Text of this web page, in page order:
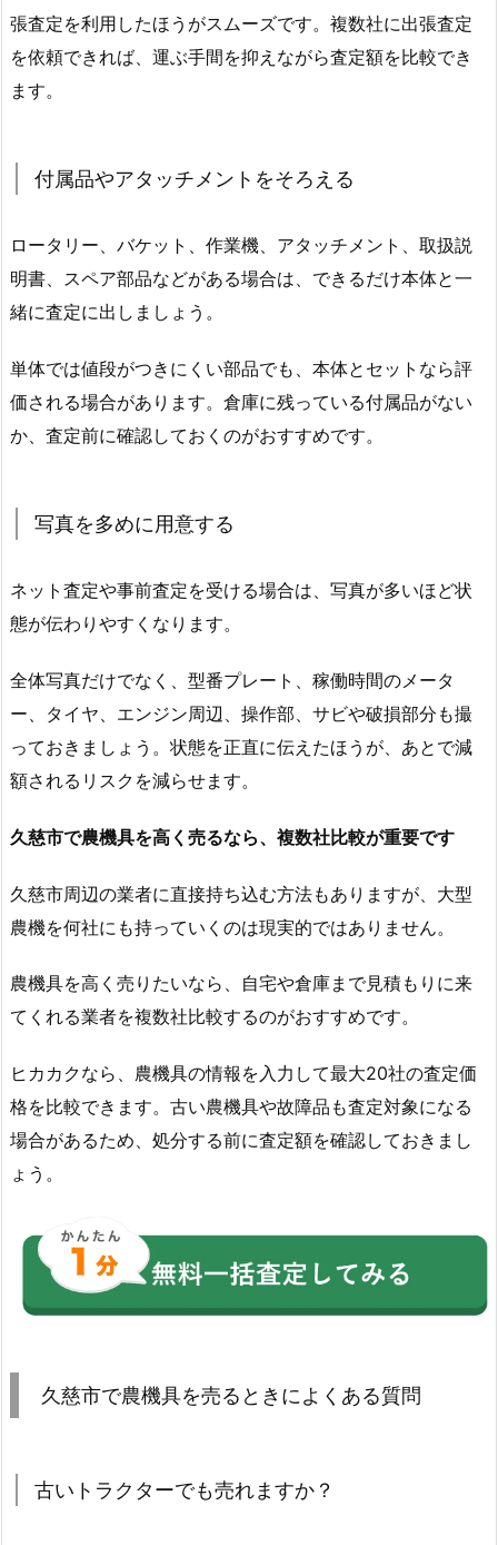
張査定を利用したほうがスムーズです。複数社に出張査定
を依頼できれば、運ぶ手間を抑えながら査定額を比較でき
ます。
付属品やアタッチメントをそろえる
ロータリー、バケット、作業機、アタッチメント、取扱説
明書、スペア部品などがある場合は、できるだけ本体と一
緒に査定に出しましょう。
単体では値段がつきにくい部品でも、本体とセットなら評
価される場合があります。倉庫に残っている付属品がない
か、査定前に確認しておくのがおすすめです。
写真を多めに用意する
ネット査定や事前査定を受ける場合は、写真が多いほど状
態が伝わりやすくなります。
全体写真だけでなく、型番プレート、稼働時間のメータ
ー、タイヤ、エンジン周辺、操作部、サビや破損部分も撮
っておきましょう。状態を正直に伝えたほうが、あとで減
額されるリスクを減らせます。
久慈市で農機具を高く売るなら、複数社比較が重要です
久慈市周辺の業者に直接持ち込む方法もありますが、大型
農機を何社にも持っていくのは現実的ではありません。
農機具を高く売りたいなら、自宅や倉庫まで見積もりに来
てくれる業者を複数社比較するのがおすすめです。
ヒカカクなら、農機具の情報を入力して最大20社の査定価
格を比較できます。古い農機具や故障品も査定対象になる
場合があるため、処分する前に査定額を確認しておきまし
ょう。
久慈市で農機具を売るときによくある質問
古いトラクターでも売れますか？